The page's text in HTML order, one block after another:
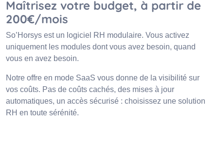
Maîtrisez votre budget, à partir de
200€/mois
So’Horsys est un logiciel RH modulaire. Vous activez
uniquement les modules dont vous avez besoin, quand
vous en avez besoin.
Notre offre en mode SaaS vous donne de la visibilité sur
vos coûts. Pas de coûts cachés, des mises à jour
automatiques, un accès sécurisé : choisissez une solution
RH en toute sérénité.